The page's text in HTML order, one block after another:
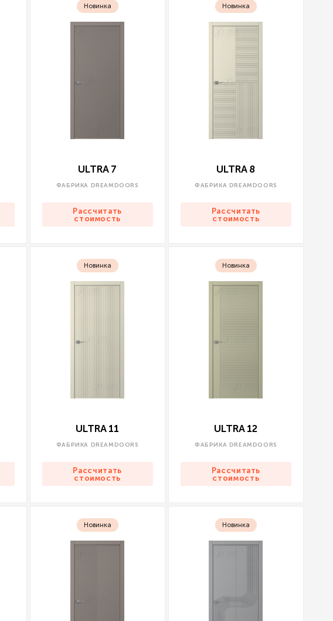
ULTRA 7
ФАБРИКА DREAMDOORS
Рассчитать
стоимость
Новинка
ULTRA 8
ФАБРИКА DREAMDOORS
Рассчитать
стоимость
Новинка
ULTRA 11
ФАБРИКА DREAMDOORS
Рассчитать
стоимость
Новинка
ULTRA 12
ФАБРИКА DREAMDOORS
Рассчитать
стоимость
Новинка
Новинка Новинка